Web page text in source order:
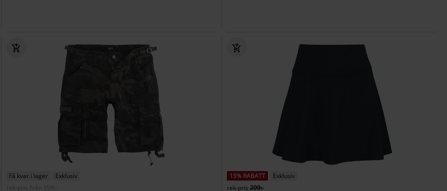
Få kvar i lager
Exklusiv
rek-pris
Från 599:-
15% RABATT
Exklusiv
rek-pris 299:-